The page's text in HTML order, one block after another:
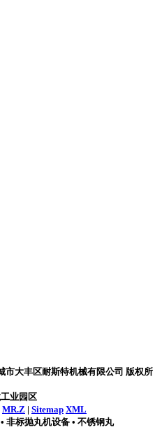
市大丰区耐斯特机械有限公司 版权所
业园区
MR.Z | Sitemap XML
非标抛丸机设备 • 不锈钢丸